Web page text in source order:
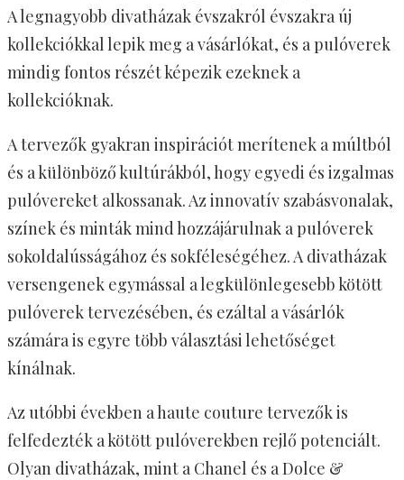
A legnagyobb divatházak évszakról évszakra új
kollekciókkal lepik meg a vásárlókat, és a pulóverek
mindig fontos részét képezik ezeknek a
kollekcióknak.
A tervezők gyakran inspirációt merítenek a múltból
és a különböző kultúrákból, hogy egyedi és izgalmas
pulóvereket alkossanak. Az innovatív szabásvonalak,
színek és minták mind hozzájárulnak a pulóverek
sokoldalússágához és sokféleségéhez. A divatházak
versengenek egymással a legkülönlegesebb kötött
pulóverek tervezésében, és ezáltal a vásárlók
számára is egyre több választási lehetőséget
kínálnak.
Az utóbbi években a haute couture tervezők is
felfedezték a kötött pulóverekben rejlő potenciált.
Olyan divatházak, mint a Chanel és a Dolce &